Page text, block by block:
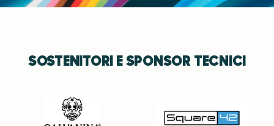
SOSTENITORI E SPONSOR TECNICI